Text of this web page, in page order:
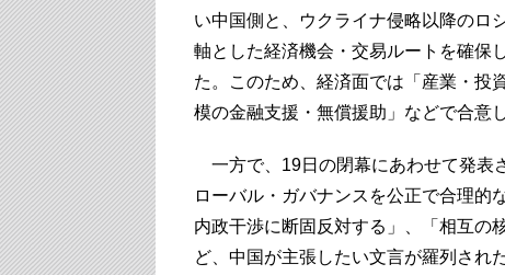
い中国側と、ウクライナ侵略以降のロ
軸とした経済機会・交易ルートを確保
た。このため、経済面では「産業・投
模の金融支援・無償援助」などで合意
一方で、19日の閉幕にあわせて発表
ローバル・ガバナンスを公正で合理的
内政干渉に断固反対する」、「相互の
ど、中国が主張したい文言が羅列され